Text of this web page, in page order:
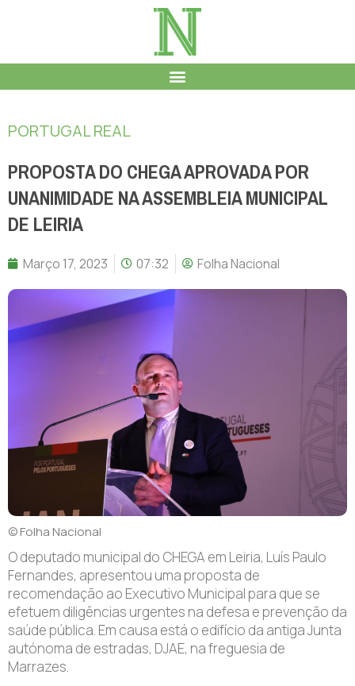
PORTUGAL REAL
PROPOSTA DO CHEGA APROVADA POR
UNANIMIDADE NA ASSEMBLEIA MUNICIPAL
DE LEIRIA
Março 17, 2023 07:32 Folha Nacional
© Folha Nacional
O deputado municipal do CHEGA em Leiria, Luís Paulo
Fernandes, apresentou uma proposta de
recomendação ao Executivo Municipal para que se
efetuem diligências urgentes na defesa e prevenção da
saúde pública. Em causa está o edifício da antiga Junta
autónoma de estradas, DJAE, na freguesia de
Marrazes.